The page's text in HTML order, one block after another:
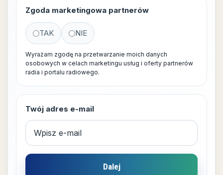
Zgoda marketingowa partnerów
TAK NIE
Wyrażam zgodę na przetwarzanie moich danych
osobowych w celach marketingu usług i oferty partnerów
radia i portalu radiowego.
Twój adres e-mail
Dalej